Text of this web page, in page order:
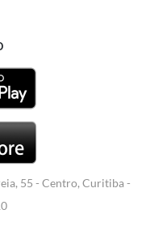
55 - Centro, Curitiba -